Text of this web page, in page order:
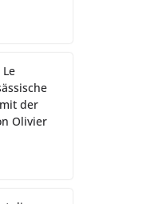
der
Olivier